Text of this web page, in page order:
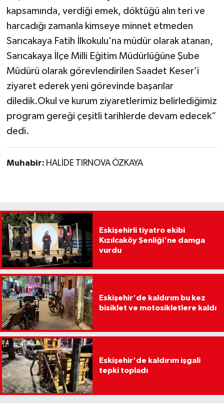
kapsamında, verdiği emek, döktüğü alın teri ve
harcadığı zamanla kimseye minnet etmeden
Sarıcakaya Fatih İlkokulu'na müdür olarak atanan,
Sarıcakaya İlçe Milli Eğitim Müdürlüğüne Şube
Müdürü olarak görevlendirilen Saadet Keser'i
ziyaret ederek yeni görevinde başarılar
diledik.Okul ve kurum ziyaretlerimiz belirlediğimiz
program gereği çeşitli tarihlerde devam edecek”
dedi.
Muhabir: HALİDE TIRNOVA ÖZKAYA
Eskişehirli tiyatro ekibi
Kızılcaköy Şenliği'ne damga
vurdu
Eskişehir'de kaldırım bu kez
bisiklet ve motosikletlere kaldı
Eskişehir'de kaldırım işgali
tepki topladı